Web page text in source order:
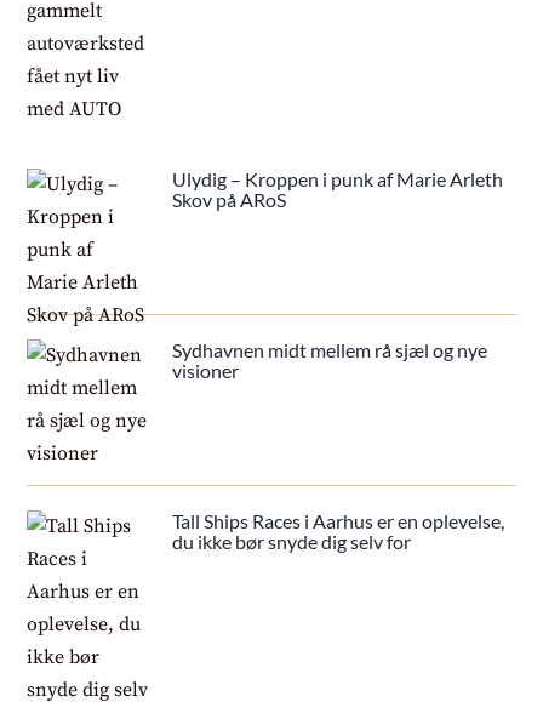
Ulydig – Kroppen i punk af Marie Arleth
Skov på ARoS
Sydhavnen midt mellem rå sjæl og nye
visioner
Tall Ships Races i Aarhus er en oplevelse,
du ikke bør snyde dig selv for